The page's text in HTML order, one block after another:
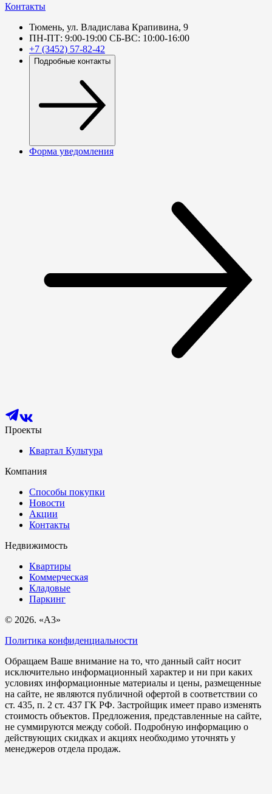
Контакты
Тюмень, ул. Владислава Крапивина, 9
ПН-ПТ: 9:00-19:00 СБ-ВС: 10:00-16:00
+7 (3452) 57-82-42
Подробные контакты
Форма уведомления
Проекты
Квартал Культура
Компания
Способы покупки
Новости
Акции
Контакты
Недвижимость
Квартиры
Коммерческая
Кладовые
Паркинг
© 2026. «A3»
Политика конфиденциальности
Обращаем Ваше внимание на то, что данный сайт носит
исключительно информационный характер и ни при каких
условиях информационные материалы и цены, размещенные
на сайте, не являются публичной офертой в соответствии со
ст. 435, п. 2 ст. 437 ГК РФ. Застройщик имеет право изменять
стоимость объектов. Предложения, представленные на сайте,
не суммируются между собой. Подробную информацию о
действующих скидках и акциях необходимо уточнять у
менеджеров отдела продаж.